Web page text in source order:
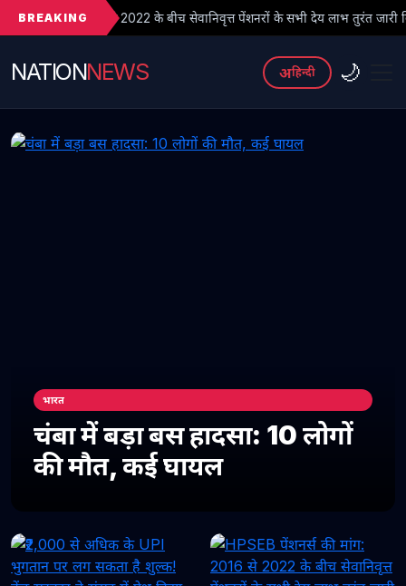
BREAKING
के बीच सेवानिवृत्त पेंशनरों के सभी देय लाभ तुरंत जारी किए जाएं ●
NATIONNEWS अहिन्दी 🌙
भारत
चंबा में बड़ा बस हादसा: 10 लोगों
की मौत, कई घायल